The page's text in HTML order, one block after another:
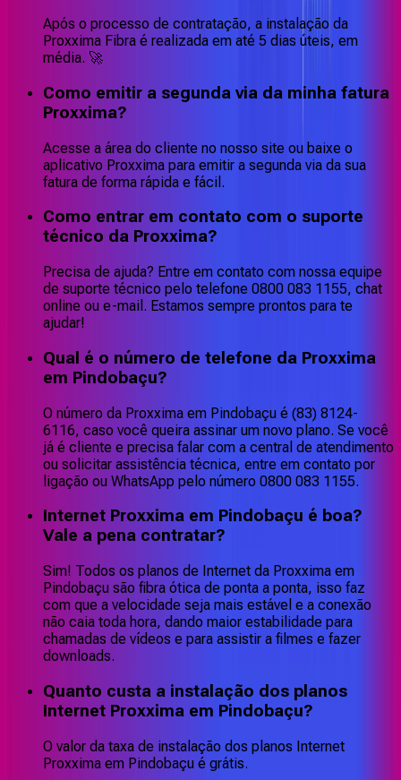
Após o processo de contratação, a instalação da
Proxxima Fibra é realizada em até 5 dias úteis, em
média. 🚀
Como emitir a segunda via da minha fatura
Proxxima?
Acesse a área do cliente no nosso site ou baixe o
aplicativo Proxxima para emitir a segunda via da sua
fatura de forma rápida e fácil.
Como entrar em contato com o suporte
técnico da Proxxima?
Precisa de ajuda? Entre em contato com nossa equipe
de suporte técnico pelo telefone 0800 083 1155, chat
online ou e-mail. Estamos sempre prontos para te
ajudar!
Qual é o número de telefone da Proxxima
em Pindobaçu?
O número da Proxxima em Pindobaçu é (83) 8124-
6116, caso você queira assinar um novo plano. Se você
já é cliente e precisa falar com a central de atendimento
ou solicitar assistência técnica, entre em contato por
ligação ou WhatsApp pelo número 0800 083 1155.
Internet Proxxima em Pindobaçu é boa?
Vale a pena contratar?
Sim! Todos os planos de Internet da Proxxima em
Pindobaçu são fibra ótica de ponta a ponta, isso faz
com que a velocidade seja mais estável e a conexão
não caia toda hora, dando maior estabilidade para
chamadas de vídeos e para assistir a filmes e fazer
downloads.
Quanto custa a instalação dos planos
Internet Proxxima em Pindobaçu?
O valor da taxa de instalação dos planos Internet
Proxxima em Pindobaçu é grátis.